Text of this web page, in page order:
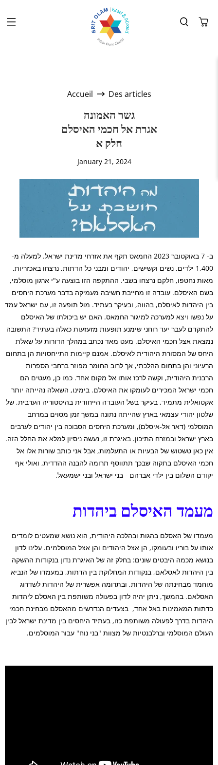
Accueil Des articles
גשר האמונה
אגרת אל חכמי האיסלם
חלק א
January 21, 2024
ב- 7 באוקטובר 2023 החמאס תקף את אזרחי מדינת ישראל. למעלה מ-
1,400 ילדים, נשים וקשישים, יהודים ומבני כל הדתות, נרצחו באכזריות,
מאות נחטפו, חלקם נרצחו בשבי. ההתקפה הזו בוצעה ע"י ארגון מוסלמי,
בשם האיסלם. עובדה זו מחייבת חשיבה מעמיקה בדבר מערכת היחסים
בין היהדות לאיסלם, בהווה, ובעיקר בעתיד. מול תופעה זו, עם ישראל עמד
על נפשו ויצא למערכה למיגור החמאס. האם יש ביכולתו של האיסלם
להתקדם לעבר יעד רוחני שימנע תופעות מזעזעות כאלה בעתיד? התשובה
נמצאת אצל חכמי האיסלם. מעט מאד נכתב במהלך הדורות על שאלת
היחס של המסורת היהודית לאיסלם. אמנם קיימות התייחסויות הן בתחום
הרעיוני והן בתחום ההלכתי, אך לרוב החומר מפוזר ברחבי הספרות
הרבנית היהודית, וקשה לרכז אותו אל מקום אחד. כמו כן, מעטים הם
חכמי ישראל המכירים לעומקו את האיסלם. בימינו, השאלה נהייתה יותר
אקטואלית מתמיד, בעיקר בשל העובדה הייחודית בהיסטוריה הערבית, של
שלטון יהודי עצמאי בארץ שהייתה נתונה במשך זמן מסוים במרחב
המוסלמי (דאר אל-איסלם), ומערכת היחסים הסבוכה בין יהודים לערבים
בארץ ישראל ובמזרח התיכון. באיגרת זו, נעשה ניסיון למלא את החלל הזה.
אין כאן טשטוש של הבעיות או התעלמות, אבל אני כותב שורות אלו אל
חכמי האיסלם בתקוה שבכך תתווסף תרומה להבנה ההדדית, ואולי אף
יקודם השלום בין ילדי אברהם - בני ישראל ובני ישמעאל.
מעמד האיסלם ביהדות
מעמדו של האסלם בהגות ובהלכה היהודית, הוא נושא שמעטים לומדים
אותו על בוריו ובעומקו, הן אצל היהודים והן אצל המוסלמים. עלינו לדון
בנושא מכמה היבטים שונים: בחלק זה של האיגרת נדון בנקודות ההשקה
בין היהדות לאסלאם, בנקודות המחלוקת בין הדתות, במעמדו של הנביא
מוחמד מבחינתה של היהדות, ובתרומה אפשרית של היהדות לשדרוג
האסלאם. בהמשך, ניתן יהיה לדון בפעולה משותפת בין האסלם ליהדות
כדתות המאמינות באל אחד, בצעדים הנדרשים מהאסלם מבחינת חכמי
היהדות בדרך לפעולה משותפת כזו, בעתיד היחסים בין מדינת ישראל לבין
העולם המוסלמי וברלבנטיות של מצוות "בני נוח" עבור המוסלמים.